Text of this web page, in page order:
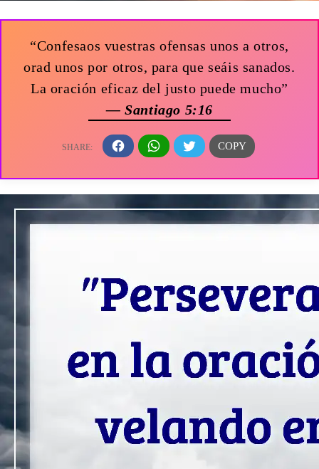
“Confesaos vuestras ofensas unos a otros,
orad unos por otros, para que seáis sanados.
La oración eficaz del justo puede mucho”
— Santiago 5:16